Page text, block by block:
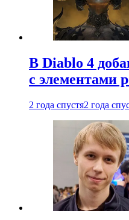
В Diablo 4
с элементами
2 года спустя2 года